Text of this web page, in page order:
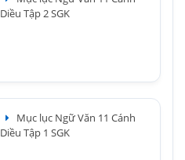
Diều Tập 2 SGK
Mục lục Ngữ Văn 11 Cánh
Diều Tập 1 SGK